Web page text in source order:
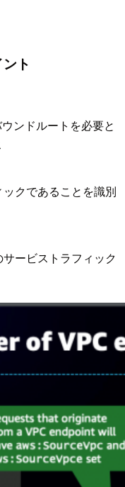
ト
ンドルートを必要と
クであることを識別
ービストラフィック